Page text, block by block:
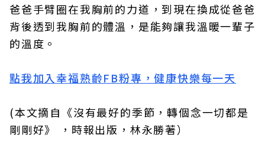
爸爸手臂圈在我胸前的力道，到現在換成從爸爸
背後透到我胸前的體溫，是能夠讓我溫暖一輩子
的溫度。
點我加入幸福熟齡FB粉專，健康快樂每一天
(本文摘自《沒有最好的季節，轉個念一切都是
剛剛好》 ，時報出版，林永勝著）